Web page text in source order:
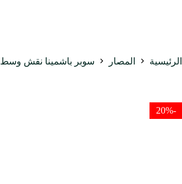
الرئيسية المصار سوبر باشمينا نقش وسط
-20%